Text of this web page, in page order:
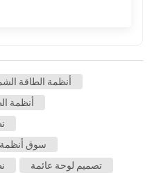
أنظمة الطاقة
أنظمة
سوق أنظمة
تصميم لوحة عائمة